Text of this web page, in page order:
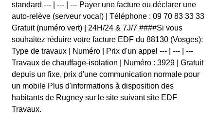
standard --- | --- | --- Payer une facture ou déclarer une
auto-relève (serveur vocal) | Téléphone : 09 70 83 33 33
Gratuit (numéro vert) | 24H/24 & 7J/7 ####Si vous
souhaitez réduire votre facture EDF du 88130 (Vosges):
Type de travaux | Numéro | Prix d'un appel --- | --- | ---
Travaux de chauffage-isolation | Numéro : 3929 | Gratuit
depuis un fixe, prix d'une communication normale pour
un mobile Plus d'informations à disposition des
habitants de Rugney sur le site suivant site EDF
Travaux.